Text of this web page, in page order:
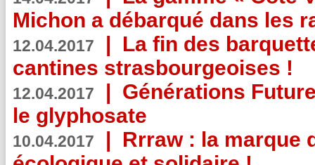
Michon a débarqué dans les
12.04.2017 | La fin des
cantines strasbourgeoises !
12.04.2017 | Générations
le glyphosate
10.04.2017 | Rrraw : la marque